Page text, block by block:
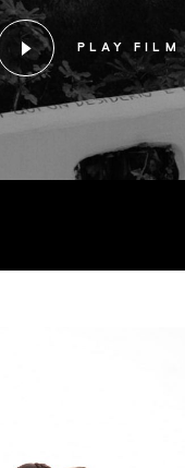
PLAY FILM